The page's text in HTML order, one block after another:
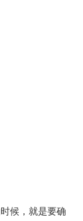
候，就是要确